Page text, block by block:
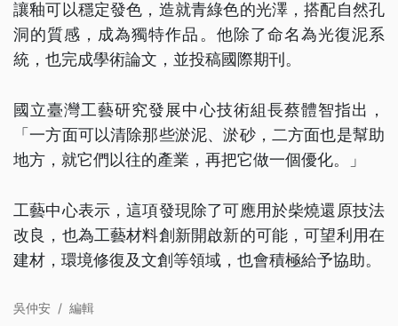
讓釉可以穩定發色，造就青綠色的光澤，搭配自然孔
洞的質感，成為獨特作品。他除了命名為光復泥系
統，也完成學術論文，並投稿國際期刊。
國立臺灣工藝研究發展中心技術組長蔡體智指出，
「一方面可以清除那些淤泥、淤砂，二方面也是幫助
地方，就它們以往的產業，再把它做一個優化。」
工藝中心表示，這項發現除了可應用於柴燒還原技法
改良，也為工藝材料創新開啟新的可能，可望利用在
建材，環境修復及文創等領域，也會積極給予協助。
吳仲安 / 編輯